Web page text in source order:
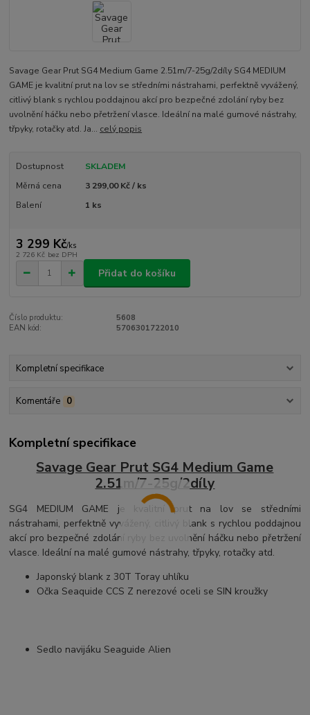
Savage Gear Prut SG4 Medium Game 2.51m/7-25g/2díly SG4 MEDIUM
GAME je kvalitní prut na lov se středními nástrahami, perfektně vyvážený,
citlivý blank s rychlou poddajnou akcí pro bezpečné zdolání ryby bez
uvolnění háčku nebo přetržení vlasce. Ideální na malé gumové nástrahy,
třpyky, rotačky atd. Ja... celý popis
Dostupnost
SKLADEM
Měrná cena
3 299,00 Kč / ks
Balení
1 ks
3 299 Kč/ks
2 726 Kč bez DPH
Přidat do košíku
Číslo produktu:
5608
EAN kód:
5706301722010
Kompletní specifikace
Komentáře 0
Kompletní specifikace
Savage Gear Prut SG4 Medium Game
2.51m/7-25g/2díly
SG4 MEDIUM GAME je kvalitní prut na lov se středními
nástrahami, perfektně vyvážený, citlivý blank s rychlou poddajnou
akcí pro bezpečné zdolání ryby bez uvolnění háčku nebo přetržení
vlasce. Ideální na malé gumové nástrahy, třpyky, rotačky atd.
Japonský blank z 30T Toray uhlíku
Očka Seaquide CCS Z nerezové oceli se SIN kroužky
Sedlo navijáku Seaguide Alien